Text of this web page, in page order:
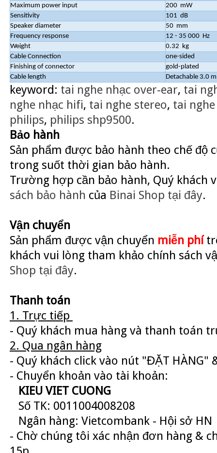
Maximum power input
200 mW
Sensitivity
101 dB
Speaker diameter
50 mm
Frequency response
12 - 35 000 Hz
Weight
0.32 kg
Cable Connection
one-sided
Finishing of connector
gold-plated
Cable length
Detachable 3.0
keyword: tai nghe nhạc over-ear, tai
nghe nhạc hifi, tai nghe stereo, tai
philips, philips shp9500.
Bảo hành
Sản phẩm được bảo hành theo chế độ
trong suốt thời gian bảo hành.
Trường hợp cần bảo hành, Quý khách
sách bảo hành của Binai Shop tại đây.
Vận chuyển
Sản phẩm được vận chuyển miễn phí
khách vui lòng tham khảo chính sách
Shop tại đây.
Thanh toán
1. Trực tiếp
- Quý khách mua hàng và thanh toán
2. Qua ngân hàng
- Quý khách click vào nút "ĐẶT HÀNG"
- Chuyển khoản vào tài khoản:
KIEU VIET CUONG
Số TK: 0011004008208
Ngân hàng: Vietcombank - Hội sở HN
- Chờ chúng tôi xác nhận đơn hàng &